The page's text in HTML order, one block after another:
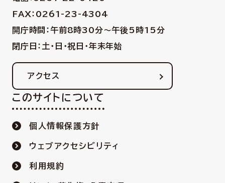
FAX：0261-23-4304
開庁時間：午前8時30分〜午後5時15分
閉庁日：土・日・祝日・年末年始
アクセス
このサイトについて
個人情報保護方針
ウェブアクセシビリティ
利用規約